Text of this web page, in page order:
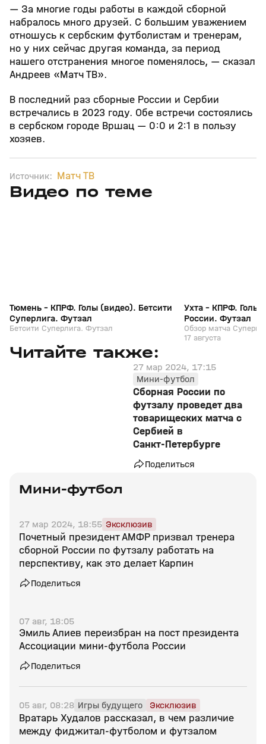
— За многие годы работы в каждой сборной
набралось много друзей. С большим уважением
отношусь к сербским футболистам и тренерам,
но у них сейчас другая команда, за период
нашего отстранения многое поменялось, — сказал
Андреев «Матч ТВ».
В последний раз сборные России и Сербии
встречались в 2023 году. Обе встречи состоялись
в сербском городе Вршац — 0:0 и 2:1 в пользу
хозяев.
Источник: Матч ТВ
Видео по теме
20 мая, 20:10
Тюмень - КПРФ. Голы (видео). Бетсити
Суперлига. Футзал
Бетсити Суперлига. Футзал
Ухта - КПРФ. Голы
России. Футзал
Обзор матча
17 августа
Читайте также:
27 мар 2024, 17:15
Мини-футбол
Сборная России по
футзалу проведет два
товарищеских матча с
Сербией в
Санкт‑Петербурге
Поделиться
Мини-футбол
27 мар 2024, 18:55 Эксклюзив
Почетный президент АМФР призвал тренера
сборной России по футзалу работать на
перспективу, как это делает Карпин
Поделиться
07 авг, 18:05
Эмиль Алиев переизбран на пост президента
Ассоциации мини‑футбола России
Поделиться
05 авг, 08:28 Игры будущего Эксклюзив
Вратарь Худалов рассказал, в чем различие
между фиджитал‑футболом и футзалом